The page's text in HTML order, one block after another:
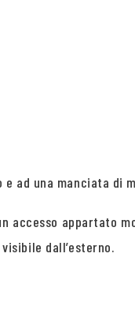
e ad una manciata di
accesso appartato
dall’esterno.